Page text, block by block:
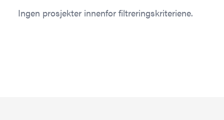
Ingen prosjekter innenfor filtreringskriteriene.